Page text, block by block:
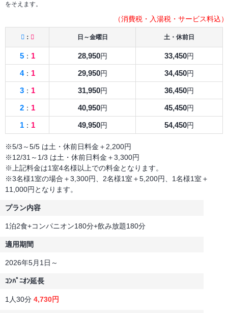
をそえます。
（消費税・入湯税・サービス料込）
： 日～金曜日 土・休前日
5： 1 28,950円 33,450円
4： 1 29,950円 34,450円
3： 1 31,950円 36,450円
2： 1 40,950円 45,450円
1： 1 49,950円 54,450円
※5/3～5/5 は土・休前日料金＋2,200円
※12/31～1/3 は土・休前日料金＋3,300円
※上記料金は1室4名様以上での料金となります。
※3名様1室の場合＋3,300円、2名様1室＋5,200円、1名様1室＋
11,000円となります。
プラン内容
1泊2食+コンパニオン180分+飲み放題180分
適用期間
2026年5月1日～
ｺﾝﾊﾟﾆｵﾝ延長
1人30分 4,730円